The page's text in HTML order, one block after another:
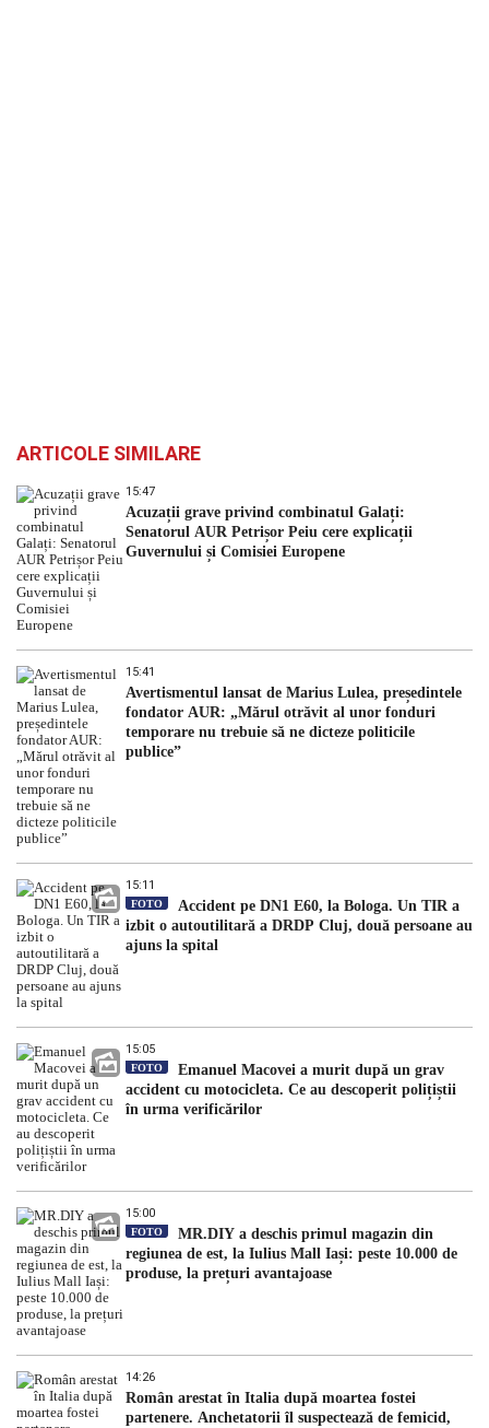
ARTICOLE SIMILARE
15:47
Acuzații grave privind combinatul Galați:
Senatorul AUR Petrișor Peiu cere explicații
Guvernului și Comisiei Europene
15:41
Avertismentul lansat de Marius Lulea, președintele
fondator AUR: „Mărul otrăvit al unor fonduri
temporare nu trebuie să ne dicteze politicile
publice”
15:11
FOTO
Accident pe DN1 E60, la Bologa. Un TIR a
izbit o autoutilitară a DRDP Cluj, două persoane au
ajuns la spital
15:05
FOTO
Emanuel Macovei a murit după un grav
accident cu motocicleta. Ce au descoperit polițiștii
în urma verificărilor
15:00
FOTO
MR.DIY a deschis primul magazin din
regiunea de est, la Iulius Mall Iași: peste 10.000 de
produse, la prețuri avantajoase
14:26
Român arestat în Italia după moartea fostei
partenere. Anchetatorii îl suspectează de femicid,